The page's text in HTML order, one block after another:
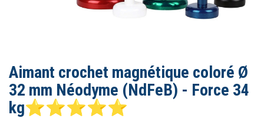
Aimant crochet magnétique coloré Ø
32 mm Néodyme (NdFeB) - Force 34
kg⭐⭐⭐⭐⭐